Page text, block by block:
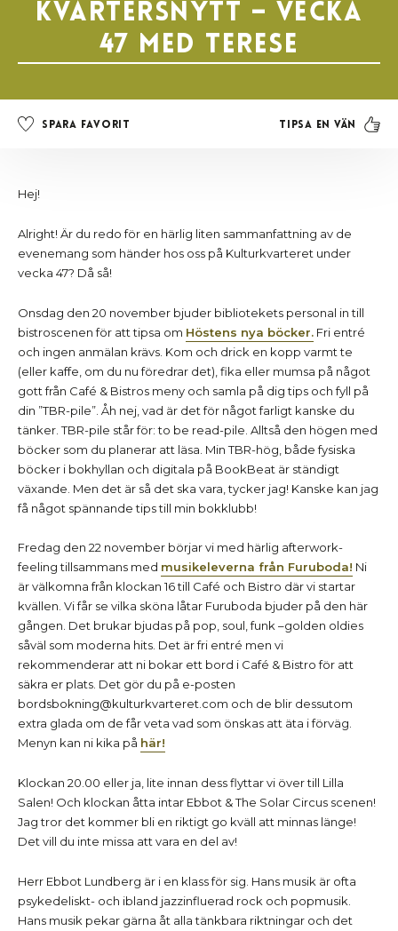
Kvartersnytt – Vecka
47 med Terese
Spara favorit Tipsa en vän
Hej!
Alright! Är du redo för en härlig liten sammanfattning av de
evenemang som händer hos oss på Kulturkvarteret under
vecka 47? Då så!
Onsdag den 20 november bjuder bibliotekets personal in till
bistroscenen för att tipsa om Höstens nya böcker. Fri entré
och ingen anmälan krävs. Kom och drick en kopp varmt te
(eller kaffe, om du nu föredrar det), fika eller mumsa på något
gott från Café & Bistros meny och samla på dig tips och fyll på
din ”TBR-pile”. Åh nej, vad är det för något farligt kanske du
tänker. TBR-pile står för: to be read-pile. Alltså den högen med
böcker som du planerar att läsa. Min TBR-hög, både fysiska
böcker i bokhyllan och digitala på BookBeat är ständigt
växande. Men det är så det ska vara, tycker jag! Kanske kan jag
få något spännande tips till min bokklubb!
Fredag den 22 november börjar vi med härlig afterwork-
feeling tillsammans med musikeleverna från Furuboda! Ni
är välkomna från klockan 16 till Café och Bistro där vi startar
kvällen. Vi får se vilka sköna låtar Furuboda bjuder på den här
gången. Det brukar bjudas på pop, soul, funk –golden oldies
såväl som moderna hits. Det är fri entré men vi
rekommenderar att ni bokar ett bord i Café & Bistro för att
säkra er plats. Det gör du på e-posten
bordsbokning@kulturkvarteret.com och de blir dessutom
extra glada om de får veta vad som önskas att äta i förväg.
Menyn kan ni kika på här!
Klockan 20.00 eller ja, lite innan dess flyttar vi över till Lilla
Salen! Och klockan åtta intar Ebbot & The Solar Circus scenen!
Jag tror det kommer bli en riktigt go kväll att minnas länge!
Det vill du inte missa att vara en del av!
Herr Ebbot Lundberg är i en klass för sig. Hans musik är ofta
psykedeliskt- och ibland jazzinfluerad rock och popmusik.
Hans musik pekar gärna åt alla tänkbara riktningar och det